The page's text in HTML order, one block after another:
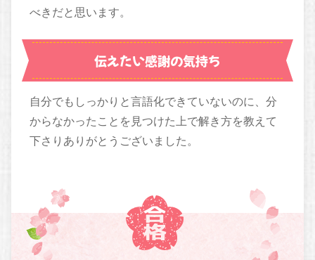
べきだと思います。
伝えたい感謝の気持ち
自分でもしっかりと言語化できていないのに、分
からなかったことを見つけた上で解き方を教えて
下さりありがとうございました。